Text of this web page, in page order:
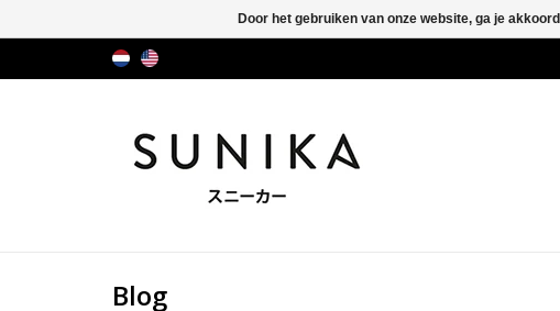
Blog
Door het gebruiken van onze website, ga je